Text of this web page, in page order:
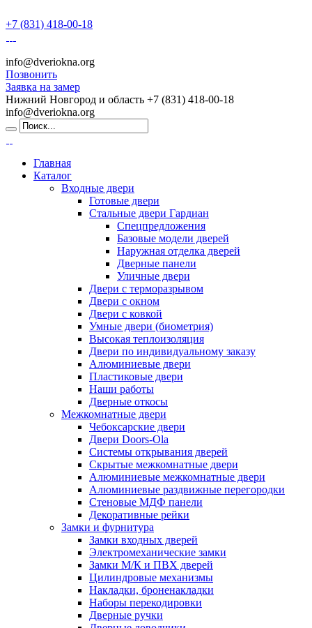
+7 (831) 418-00-18
info@dveriokna.org
Позвонить
Заявка на замер
Нижний Новгород и область +7 (831) 418-00-18
info@dveriokna.org
Главная
Каталог
Входные двери
Готовые двери
Стальные двери Гардиан
Спецпредложения
Базовые модели дверей
Наружная отделка дверей
Дверные панели
Уличные двери
Двери с терморазрывом
Двери с окном
Двери с ковкой
Умные двери (биометрия)
Высокая теплоизоляция
Двери по индивидуальному заказу
Алюминиевые двери
Пластиковые двери
Наши работы
Дверные откосы
Межкомнатные двери
Чебоксарские двери
Двери Doors-Ola
Системы открывания дверей
Скрытые межкомнатные двери
Алюминиевые межкомнатные двери
Алюминиевые раздвижные перегородки
Стеновые МДФ панели
Декоративные рейки
Замки и фурнитура
Замки входных дверей
Электромеханические замки
Замки М/К и ПВХ дверей
Цилиндровые механизмы
Накладки, броненакладки
Наборы перекодировки
Дверные ручки